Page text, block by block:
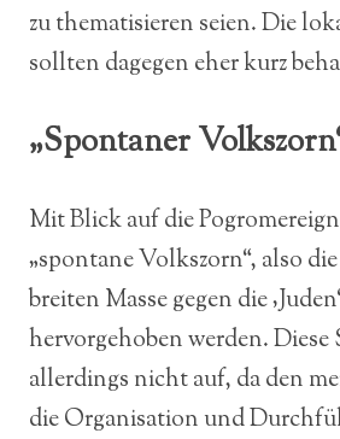
zu thematisieren seien. Die
sollten dagegen eher kurz
„Spontaner
Mit Blick auf die
„spontane Volkszorn“, also
breiten Masse gegen die
hervorgehoben werden. Diese
allerdings nicht auf, da den
die Organisation und